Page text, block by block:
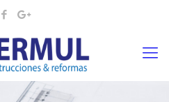
¡¡DAMOS VIDA A SUS